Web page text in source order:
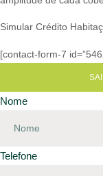
Simular Crédito
[contact-form-7
Nome
Telefone